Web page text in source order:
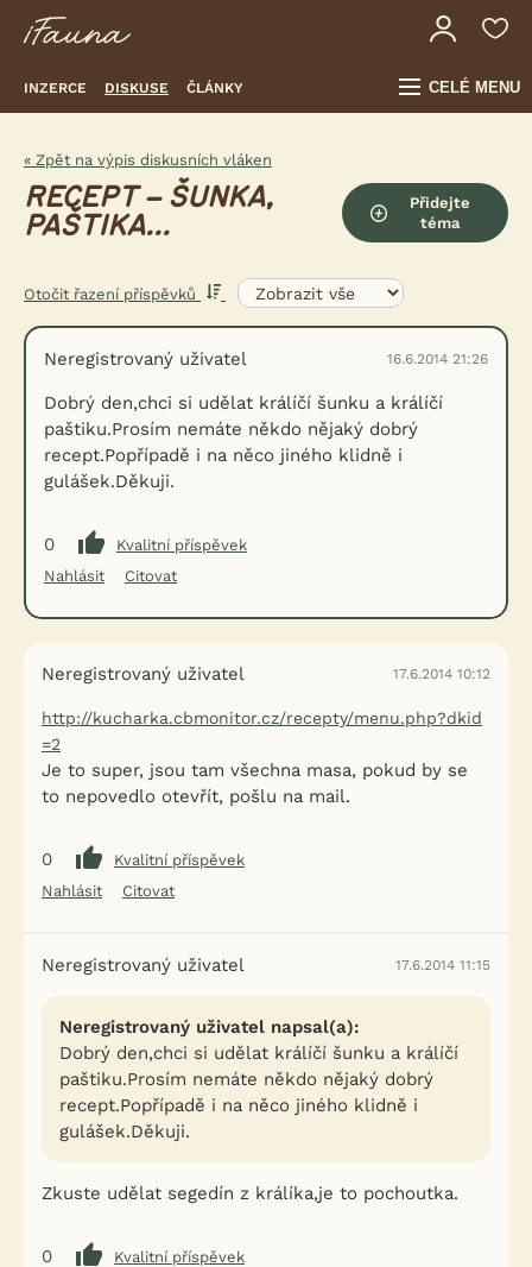
INZERCE DISKUSE ČLÁNKY CELÉ MENU
« Zpět na výpis diskusních vláken
RECEPT – ŠUNKA,
PAŠTIKA...
Přidejte
téma
Otočit řazení příspěvků
Neregistrovaný uživatel 16.6.2014 21:26
Dobrý den,chci si udělat králíčí šunku a králíčí
paštiku.Prosím nemáte někdo nějaký dobrý
recept.Popřípadě i na něco jiného klidně i
gulášek.Děkuji.
0
Kvalitní příspěvek
Nahlásit
Citovat
Neregistrovaný uživatel 17.6.2014 10:12
http://kucharka.cbmonitor.cz/recepty/menu.php?dkid
=2
Je to super, jsou tam všechna masa, pokud by se
to nepovedlo otevřít, pošlu na mail.
0
Kvalitní příspěvek
Nahlásit
Citovat
Neregistrovaný uživatel 17.6.2014 11:15
Neregistrovaný uživatel napsal(a):
Dobrý den,chci si udělat králíčí šunku a králíčí
paštiku.Prosím nemáte někdo nějaký dobrý
recept.Popřípadě i na něco jiného klidně i
gulášek.Děkuji.
Zkuste udělat segedín z králíka,je to pochoutka.
0
Kvalitní příspěvek